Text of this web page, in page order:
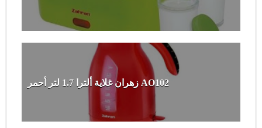
زهران غلاية ألترا 1.7 لتر أحمر AO102